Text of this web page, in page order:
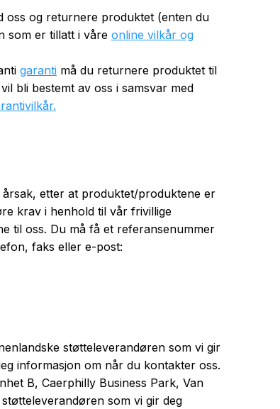
oss og returnere produktet (enten du
som er tillatt i våre online vilkår og
garanti må du returnere produktet til
bli bestemt av oss i samsvar med
etter at produktet/produktene er
krav i henhold til vår frivillige
til oss. Du må få et referansenummer
faks eller e-post:
støtteleverandøren som vi gir
informasjon om når du kontakter oss.
B, Caerphilly Business Park, Van
som vi gir deg